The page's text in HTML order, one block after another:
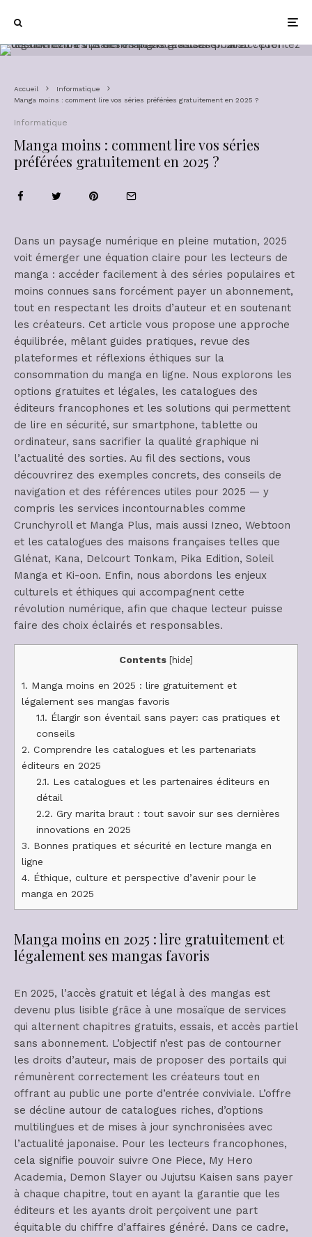
Accueil
Informatique
Manga moins : comment lire vos séries préférées gratuitement en 2025 ?
Informatique
Manga moins : comment lire vos séries
préférées gratuitement en 2025 ?
Dans un paysage numérique en pleine mutation, 2025
voit émerger une équation claire pour les lecteurs de
manga : accéder facilement à des séries populaires et
moins connues sans forcément payer un abonnement,
tout en respectant les droits d’auteur et en soutenant
les créateurs. Cet article vous propose une approche
équilibrée, mêlant guides pratiques, revue des
plateformes et réflexions éthiques sur la
consommation du manga en ligne. Nous explorons les
options gratuites et légales, les catalogues des
éditeurs francophones et les solutions qui permettent
de lire en sécurité, sur smartphone, tablette ou
ordinateur, sans sacrifier la qualité graphique ni
l’actualité des sorties. Au fil des sections, vous
découvrirez des exemples concrets, des conseils de
navigation et des références utiles pour 2025 — y
compris les services incontournables comme
Crunchyroll et Manga Plus, mais aussi Izneo, Webtoon
et les catalogues des maisons françaises telles que
Glénat, Kana, Delcourt Tonkam, Pika Edition, Soleil
Manga et Ki-oon. Enfin, nous abordons les enjeux
culturels et éthiques qui accompagnent cette
révolution numérique, afin que chaque lecteur puisse
faire des choix éclairés et responsables.
Contents [hide]
1. Manga moins en 2025 : lire gratuitement et
légalement ses mangas favoris
1.1. Élargir son éventail sans payer: cas pratiques et
conseils
2. Comprendre les catalogues et les partenariats
éditeurs en 2025
2.1. Les catalogues et les partenaires éditeurs en
détail
2.2. Gry marita braut : tout savoir sur ses dernières
innovations en 2025
3. Bonnes pratiques et sécurité en lecture manga en
ligne
4. Éthique, culture et perspective d’avenir pour le
manga en 2025
Manga moins en 2025 : lire gratuitement et
légalement ses mangas favoris
En 2025, l’accès gratuit et légal à des mangas est
devenu plus lisible grâce à une mosaïque de services
qui alternent chapitres gratuits, essais, et accès partiel
sans abonnement. L’objectif n’est pas de contourner
les droits d’auteur, mais de proposer des portails qui
rémunèrent correctement les créateurs tout en
offrant au public une porte d’entrée conviviale. L’offre
se décline autour de catalogues riches, d’options
multilingues et de mises à jour synchronisées avec
l’actualité japonaise. Pour les lecteurs francophones,
cela signifie pouvoir suivre One Piece, My Hero
Academia, Demon Slayer ou Jujutsu Kaisen sans payer
à chaque chapitre, tout en ayant la garantie que les
éditeurs et les ayants droit perçoivent une part
équitable du chiffre d’affaires généré. Dans ce cadre,